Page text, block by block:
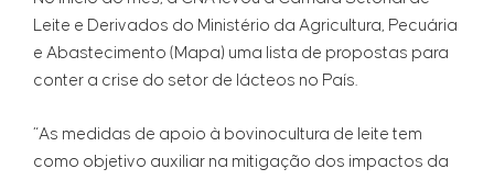
Leite e Derivados do Ministério da Agricultura, Pecuária
e Abastecimento (Mapa) uma lista de propostas para
conter a crise do setor de lácteos no País.
“As medidas de apoio à bovinocultura de leite tem
como objetivo auxiliar na mitigação dos impactos da